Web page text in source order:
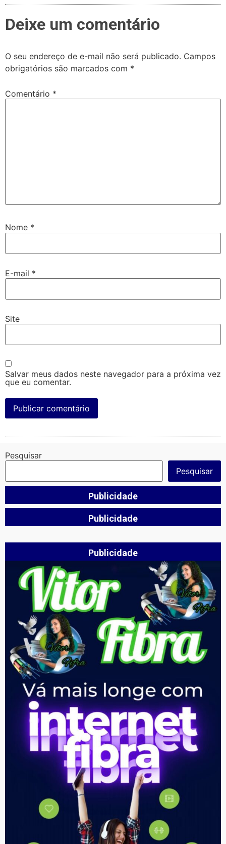
Deixe um comentário
O seu endereço de e-mail não será publicado. Campos
obrigatórios são marcados com *
Comentário *
Nome *
E-mail *
Site
Salvar meus dados neste navegador para a próxima vez
que eu comentar.
Pesquisar
Pesquisar
Publicidade
Publicidade
Publicidade